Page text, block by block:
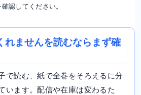
認してください。
れませんを読むならまず確
で読む、紙で全巻をそろえるに分
います。配信や在庫は変わるた